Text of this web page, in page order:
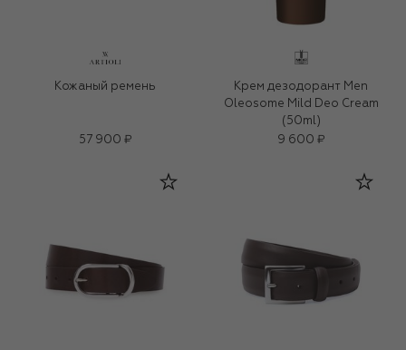
Кожаный ремень
57 900 ₽
Крем дезодорант Men
Oleosome Mild Deo Cream
(50ml)
9 600 ₽